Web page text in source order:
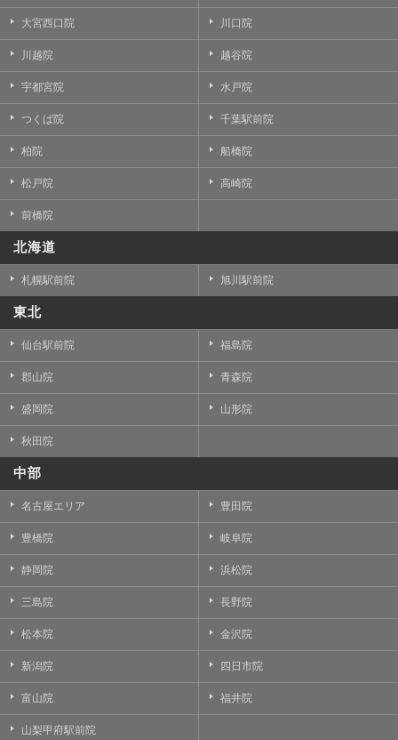
大宮西口院 川口院
川越院 越谷院
宇都宮院 水戸院
つくば院 千葉駅前院
柏院 船橋院
松戸院 高崎院
前橋院
北海道
札幌駅前院 旭川駅前院
東北
仙台駅前院 福島院
郡山院 青森院
盛岡院 山形院
秋田院
中部
名古屋エリア 豊田院
豊橋院 岐阜院
静岡院 浜松院
三島院 長野院
松本院 金沢院
新潟院 四日市院
富山院 福井院
山梨甲府駅前院